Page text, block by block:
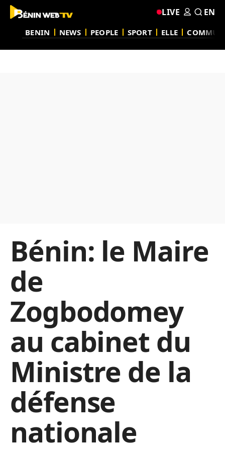
BENIN NEWS PEOPLE SPORT ELLE
LIVE EN
Bénin: le Maire
de
Zogbodomey
au cabinet du
Ministre de la
défense
nationale